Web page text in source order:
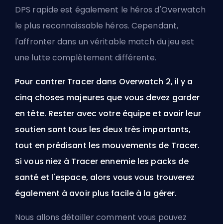
DPS rapide est également le héros d'Overwatch
le plus reconnaissable héros. Cependant,
l'affronter dans un véritable match du jeu est
une lutte complètement différente.
Pour contrer Tracer dans Overwatch 2, il y a
cinq choses majeures que vous devez garder
en tête. Rester avec votre équipe et avoir leur
soutien sont tous les deux très importants,
tout en prédisant les mouvements de Tracer.
Si vous niez à Tracer ennemie les packs de
santé et l'espace, alors vous vous trouverez
également à avoir plus facile à la gérer.
Nous allons détailler comment vous pouvez